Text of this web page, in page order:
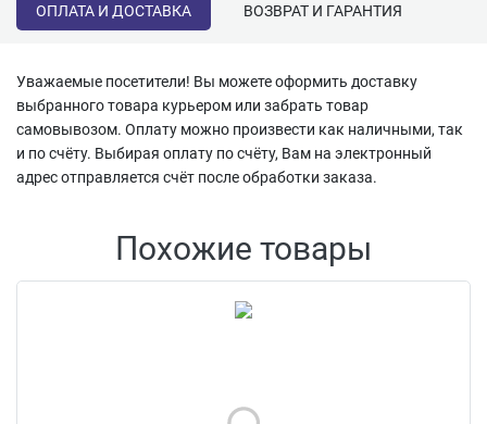
ОПЛАТА И ДОСТАВКА ВОЗВРАТ И ГАРАНТИЯ
Уважаемые посетители! Вы можете оформить доставку
выбранного товара курьером или забрать товар
самовывозом. Оплату можно произвести как наличными, так
и по счёту. Выбирая оплату по счёту, Вам на электронный
адрес отправляется счёт после обработки заказа.
Похожие товары